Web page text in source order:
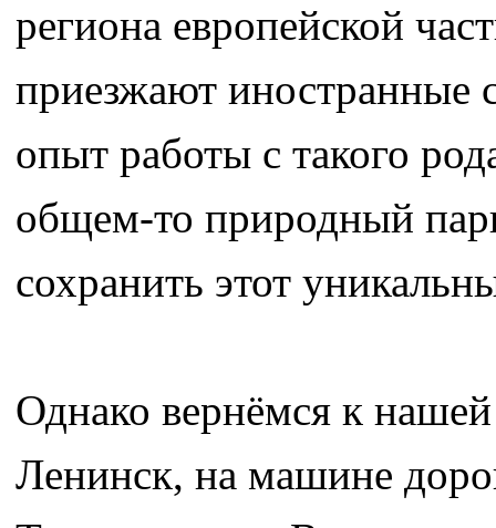
региона европейской
приезжают иностранные
опыт работы с такого
общем-то природный
сохранить этот
Однако вернёмся к
Ленинск, на машине